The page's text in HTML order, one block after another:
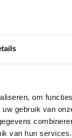
om
gebruik van
van hun services.